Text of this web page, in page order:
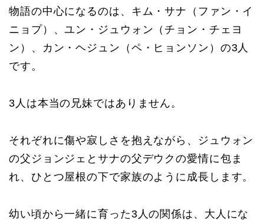
物語の中心になるのは、キム・サナ（ファン・イ
ニョプ）、ユン・ジュウォン（チョン・チェヨ
ン）、カン・ヘジュン（ペ・ヒョンソン）の3人
です。
3人は本当の兄妹ではありません。
それぞれに傷や寂しさを抱えながら、ジュウォン
の父ジョンジェとサナの父デウクの愛情に包ま
れ、ひとつ屋根の下で家族のように成長します。
幼い頃から一緒に育った3人の関係は、大人にな